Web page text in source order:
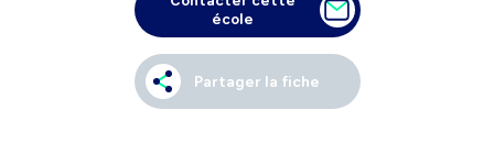
école
Partager la fiche